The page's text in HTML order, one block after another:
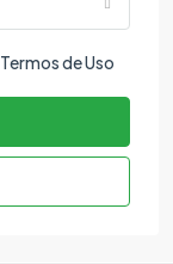
Termos de Uso